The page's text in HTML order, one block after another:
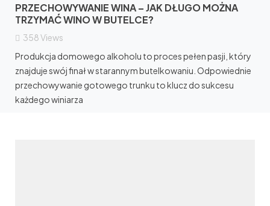
PRZECHOWYWANIE WINA – JAK DŁUGO MOŻNA
TRZYMAĆ WINO W BUTELCE?
358Views
Produkcja domowego alkoholu to proces pełen pasji, który
znajduje swój finał w starannym butelkowaniu. Odpowiednie
przechowywanie gotowego trunku to klucz do sukcesu
każdego winiarza